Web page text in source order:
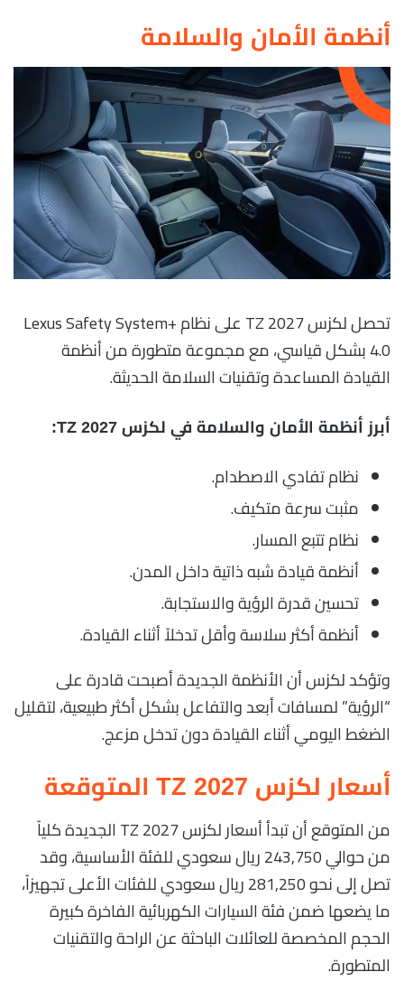
أنظمة الأمان والسلامة
تحصل لكزس TZ 2027 على نظام Lexus Safety System+
4.0 بشكل قياسي، مع مجموعة متطورة من أنظمة
القيادة المساعدة وتقنيات السلامة الحديثة.
أبرز أنظمة الأمان والسلامة في لكزس TZ 2027:
نظام تفادي الاصطدام.
مثبت سرعة متكيف.
نظام تتبع المسار.
أنظمة قيادة شبه ذاتية داخل المدن.
تحسين قدرة الرؤية والاستجابة.
أنظمة أكثر سلاسة وأقل تدخلاً أثناء القيادة.
وتؤكد لكزس أن الأنظمة الجديدة أصبحت قادرة على
“الرؤية” لمسافات أبعد والتفاعل بشكل أكثر طبيعية، لتقليل
الضغط اليومي أثناء القيادة دون تدخل مزعج.
أسعار لكزس TZ 2027 المتوقعة
من المتوقع أن تبدأ أسعار لكزس TZ 2027 الجديدة كلياً
من حوالي 243,750 ريال سعودي للفئة الأساسية، وقد
تصل إلى نحو 281,250 ريال سعودي للفئات الأعلى تجهيزاً،
ما يضعها ضمن فئة السيارات الكهربائية الفاخرة كبيرة
الحجم المخصصة للعائلات الباحثة عن الراحة والتقنيات
المتطورة.